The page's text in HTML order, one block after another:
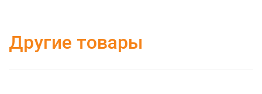
Другие товары